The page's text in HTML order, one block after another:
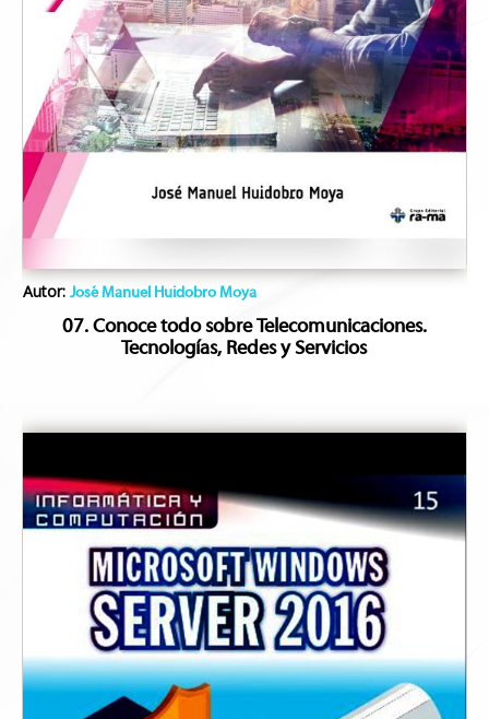
Autor:José Manuel Huidobro Moya
07. Conoce todo sobre Telecomunicaciones.
Tecnologías, Redes y Servicios